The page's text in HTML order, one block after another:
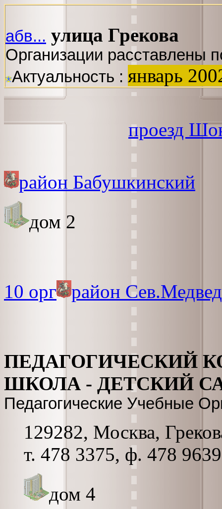
абв... улица Грекова
Организации расставлены
Актуальность : январь
проезд
район Бабушкинский
дом 2
10 орг район
ПЕДАГОГИЧЕСКИЙ
ШКОЛА - ДЕТСКИЙ
Педагогические Учебные
129282, Москва,
т. 478 3375, ф. 478 9639
дом 4